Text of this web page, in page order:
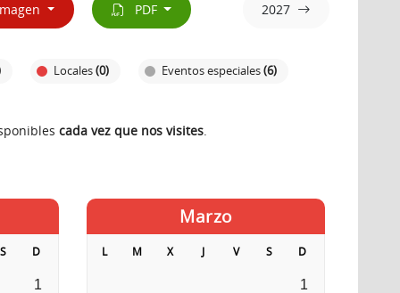
S D
1
Marzo
L M X J V S D
1
cada vez que nos visites
PDF 2027
Locales(0) Eventos especiales(6)